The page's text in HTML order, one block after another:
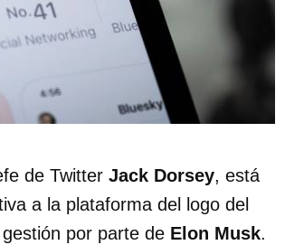
de Twitter Jack Dorsey, está
a la plataforma del logo del
por parte de Elon Musk.